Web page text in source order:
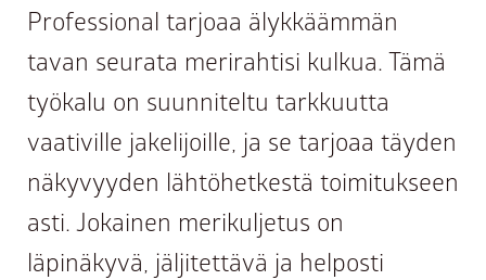
Professional tarjoaa älykkäämmän
tavan seurata merirahtisi kulkua. Tämä
työkalu on suunniteltu tarkkuutta
vaativille jakelijoille, ja se tarjoaa täyden
näkyvyyden lähtöhetkestä toimitukseen
asti. Jokainen merikuljetus on
läpinäkyvä, jäljitettävä ja helposti